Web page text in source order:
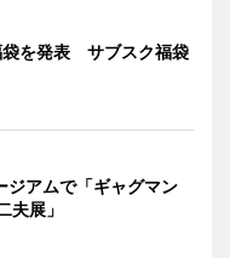
を発表 サブスク福袋
ジアムで「ギャグマン
夫展」